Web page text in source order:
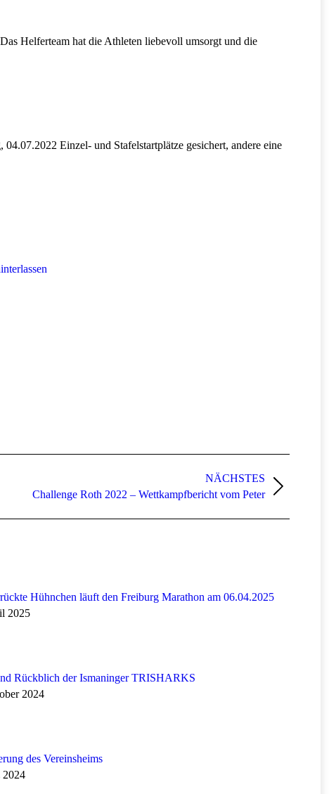
Helferteam hat die Athleten liebevoll umsorgt und die
Einzel- und Stafelstartplätze gesichert, andere eine
NÄCHSTES
Challenge Roth 2022 – Wettkampfbericht vom Peter
Hühnchen läuft den Freiburg Marathon am 06.04.2025
2025
Rückblich der Ismaninger TRISHARKS
2024
des Vereinsheims
2024